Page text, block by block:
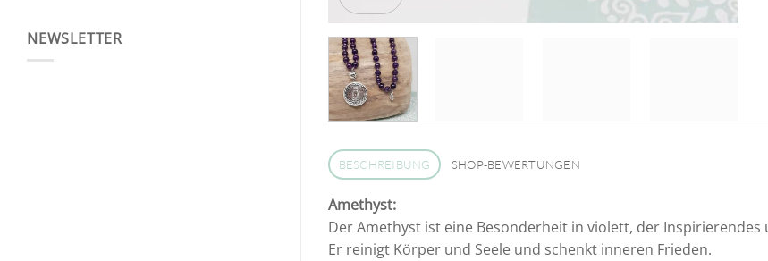
NEWSLETTER
BESCHREIBUNG SHOP-BEWERTUNGEN
Amethyst:
Der Amethyst ist eine Besonderheit in violett, der
Er reinigt Körper und Seele und schenkt inneren Frieden.